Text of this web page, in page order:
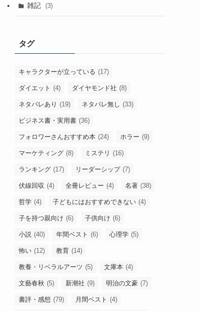
雑記 (3)
タグ
キャラクターが立っている (17)
ダイエット (4) ダイヤモンド社 (8)
ネタバレあり (19) ネタバレ無し (33)
ビジネス書・実用書 (36)
フォロワーさんおすすめ本 (24) ホラー (9)
マーケティング (8) ミステリ (16)
ランキング (17) リーダーシップ (7)
伏線回収 (4) 全冊レビュー (4) 名著 (38)
哲学 (4) 子どもにはおすすめできない (4)
子を持つ親向け (6) 子供向け (6)
小説 (40) 年間ベスト (6) 心理学 (5)
怖い (12) 教育 (14)
教養・リベラルアーツ (5) 文庫本 (4)
文藝春秋 (5) 新潮社 (9) 明治の文豪 (7)
書評・感想 (79) 月間ベスト (4)